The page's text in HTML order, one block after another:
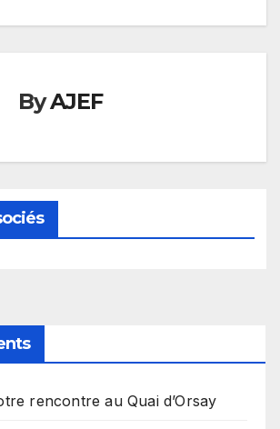
ByAJEF
rencontre au Quai d’Orsay